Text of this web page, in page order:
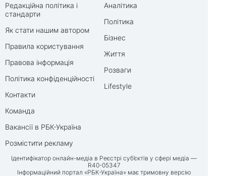
Редакційна політика і
стандарти
Як стати нашим автором
Правила користування
Правова інформація
Політика конфіденційності
Контакти
Команда
Вакансії в РБК-Україна
Розмістити рекламу
Аналітика
Політика
Бізнес
Життя
Розваги
Lifestyle
Ідентифікатор онлайн-медіа в Реєстрі суб’єктів у сфері медіа —
R40-05347
Інформаційний портал «РБК-Україна» має тримовну версію